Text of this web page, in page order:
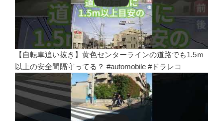
【自転車追い抜き】黄色センターラインの道路でも1.5ｍ
以上の安全間隔守ってる？ #automobile #ドラレコ